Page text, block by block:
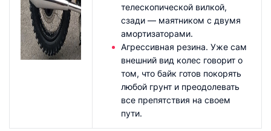
телескопической вилкой,
сзади — маятником с двумя
амортизаторами.
Агрессивная резина. Уже сам
внешний вид колес говорит о
том, что байк готов покорять
любой грунт и преодолевать
все препятствия на своем
пути.